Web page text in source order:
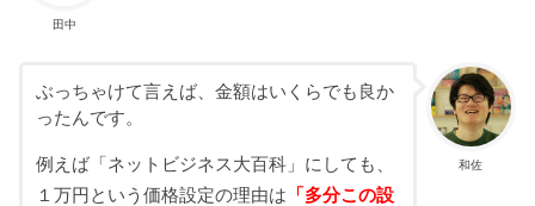
田中
和佐
ぶっちゃけて言えば、金額はいくらでも良か
ったんです。
例えば「ネットビジネス大百科」にしても、
１万円という価格設定の理由は 「多分この設